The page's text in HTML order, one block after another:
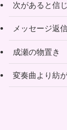
次があると信
メッセージ返
成瀬の物置き
変奏曲より紡